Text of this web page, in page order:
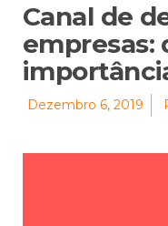
Canal de
empresas:
Dezembro 6, 2019